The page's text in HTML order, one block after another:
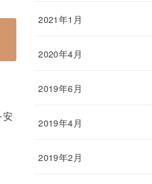
安
2021年1月
2020年4月
2019年6月
2019年4月
2019年2月